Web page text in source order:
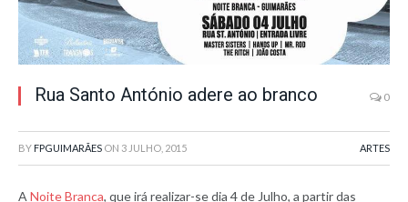
Rua Santo António adere ao branco 0
BY FPGUIMARÃES ON 3 JULHO, 2015 ARTES
A Noite Branca, que irá realizar-se dia 4 de Julho, a partir das